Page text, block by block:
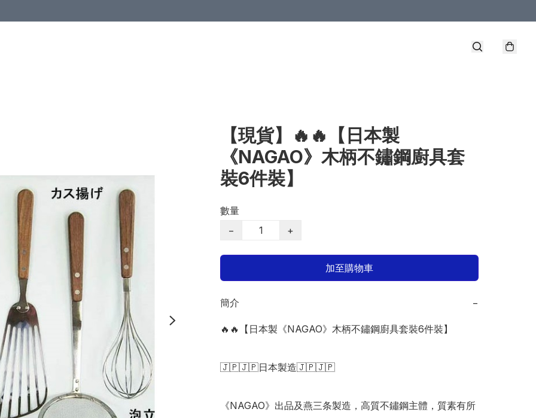
【現貨】🔥🔥【日本製
《NAGAO》木柄不鏽鋼廚具套
裝6件裝】
數量
−
+
加至購物車
簡介 −
🔥🔥【日本製《NAGAO》木柄不鏽鋼廚具套裝6件裝】
🇯🇵🇯🇵日本製造🇯🇵🇯🇵
《NAGAO》出品及燕三条製造，高質不鏽鋼主體，質素有所